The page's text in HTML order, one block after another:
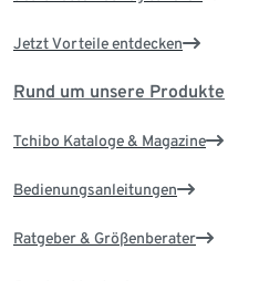
Jetzt Vorteile entdecken
Rund um unsere Produkte
Tchibo Kataloge & Magazine
Bedienungsanleitungen
Ratgeber & Größenberater